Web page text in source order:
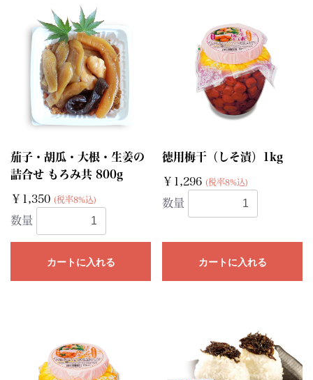
茄子・胡瓜・大根・生姜の
詰合せ もろみ共 800g
￥1,350 (税率8%込)
数量
カートに入れる
徳用梅干（しそ漬）1kg
￥1,296 (税率8%込)
数量
カートに入れる